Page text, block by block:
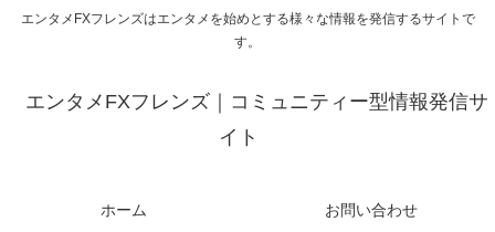
エンタメFXフレンズはエンタメを始めとする様々な情報を発信するサイトで
す。
エンタメFXフレンズ｜コミュニティー型情報発信サ
イト
ホーム お問い合わせ